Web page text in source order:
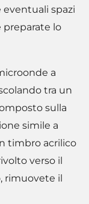
spazi
lo
a
tra un
sulla
simile a
timbro acrilico
verso il
rimuovete il